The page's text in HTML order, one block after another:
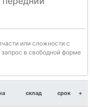
или сложности с
в свободной форме
склад срок +